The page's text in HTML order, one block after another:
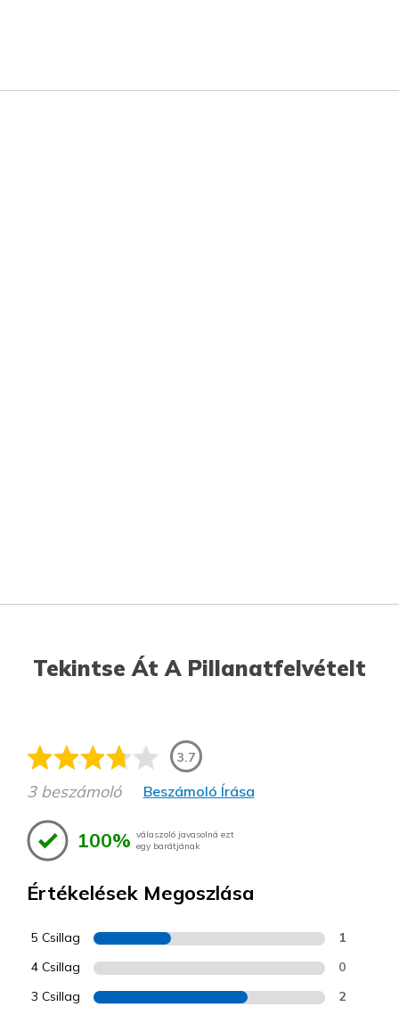
Tekintse Át A Pillanatfelvételt
3.7
3 beszámoló Beszámoló Írása
100% válaszoló javasolná ezt
egy barátjának
Értékelések Megoszlása
5 Csillag 1
4 Csillag 0
3 Csillag 2